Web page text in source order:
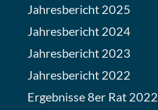
Jahresbericht 2025
Jahresbericht 2024
Jahresbericht 2023
Jahresbericht 2022
Ergebnisse 8er Rat 2022